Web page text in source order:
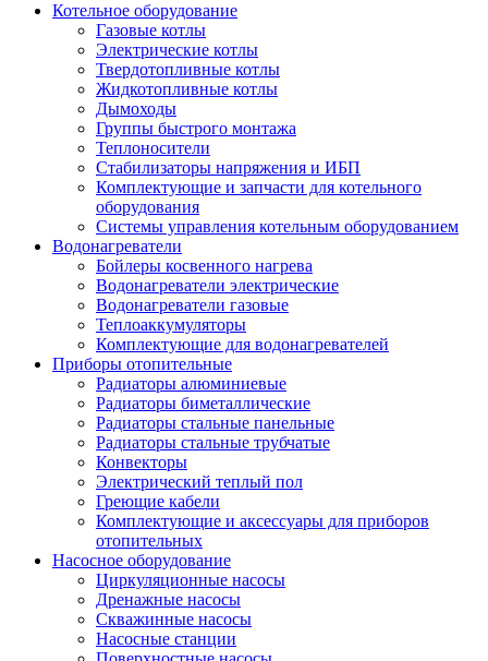
Котельное оборудование
Газовые котлы
Электрические котлы
Твердотопливные котлы
Жидкотопливные котлы
Дымоходы
Группы быстрого монтажа
Теплоносители
Стабилизаторы напряжения и ИБП
Комплектующие и запчасти для котельного
оборудования
Системы управления котельным оборудованием
Водонагреватели
Бойлеры косвенного нагрева
Водонагреватели электрические
Водонагреватели газовые
Теплоаккумуляторы
Комплектующие для водонагревателей
Приборы отопительные
Радиаторы алюминиевые
Радиаторы биметаллические
Радиаторы стальные панельные
Радиаторы стальные трубчатые
Конвекторы
Электрический теплый пол
Греющие кабели
Комплектующие и аксессуары для приборов
отопительных
Насосное оборудование
Циркуляционные насосы
Дренажные насосы
Скважинные насосы
Насосные станции